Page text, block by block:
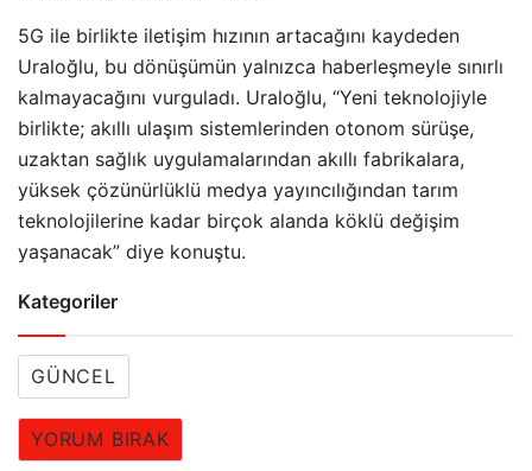
5G ile birlikte iletişim hızının artacağını kaydeden
Uraloğlu, bu dönüşümün yalnızca haberleşmeyle sınırlı
kalmayacağını vurguladı. Uraloğlu, “Yeni teknolojiyle
birlikte; akıllı ulaşım sistemlerinden otonom sürüşe,
uzaktan sağlık uygulamalarından akıllı fabrikalara,
yüksek çözünürlüklü medya yayıncılığından tarım
teknolojilerine kadar birçok alanda köklü değişim
yaşanacak” diye konuştu.
Kategoriler
GÜNCEL
YORUM BIRAK